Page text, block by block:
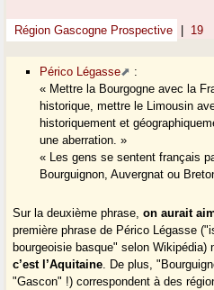
Région Gascogne Prospective 19
Périco Légasse
:
« Mettre la Bourgogne avec la
historique, mettre le Limousin
historiquement et
une aberration. »
« Les gens se sentent français
Bourguignon, Auvergnat ou
Sur la deuxième phrase,on aurait
première phrase de Périco Légasse
bourgeoisie basque" selon
c’est l’Aquitaine. De plus,
"Gascon" !) correspondent à des